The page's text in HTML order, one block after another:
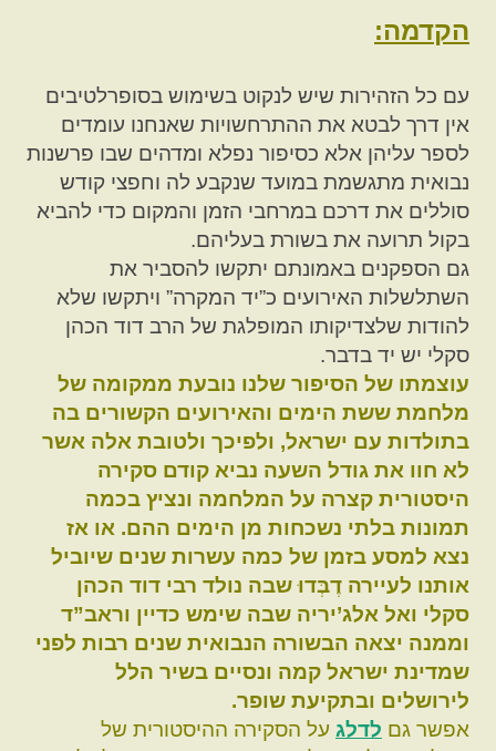
הקדמה:
עם כל הזהירות שיש לנקוט בשימוש בסופרלטיבים
אין דרך לבטא את ההתרחשויות שאנחנו עומדים
לספר עליהן אלא כסיפור נפלא ומדהים שבו פרשנות
נבואית מתגשמת במועד שנקבע לה וחפצי קודש
סוללים את דרכם במרחבי הזמן והמקום כדי להביא
בקול תרועה את בשורת בעליהם.
גם הספקנים באמונתם יתקשו להסביר את
השתלשלות האירועים כ”יד המקרה” ויתקשו שלא
להודות שלצדיקותו המופלגת של הרב דוד הכהן
סקלי יש יד בדבר.
עוצמתו של הסיפור שלנו נובעת ממקומה של
מלחמת ששת הימים והאירועים הקשורים בה
בתולדות עם ישראל, ולפיכך ולטובת אלה אשר
לא חוו את גודל השעה נביא קודם סקירה
היסטורית קצרה על המלחמה ונציץ בכמה
תמונות בלתי נשכחות מן הימים ההם. או אז
נצא למסע בזמן של כמה עשרות שנים שיוביל
אותנו לעיירה דֶבְּדוּ שבה נולד רבי דוד הכהן
סקלי ואל אלג’יריה שבה שימש כדיין וראב”ד
וממנה יצאה הבשורה הנבואית שנים רבות לפני
שמדינת ישראל קמה ונסיים בשיר הלל
לירושלים ובתקיעת שופר.
אפשר גם לדלג על הסקירה ההיסטורית של